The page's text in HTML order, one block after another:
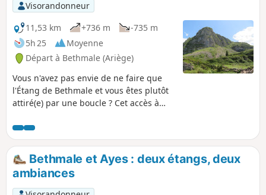
Visorandonneur
11,53 km
+736 m
-735 m
5h 25
Moyenne
Départ à Bethmale (Ariège)
Vous n'avez pas envie de ne faire que
l'Étang de Bethmale et vous êtes plutôt
attiré(e) par une boucle ? Cet accès à
fait pour vous.
Bethmale et Ayes : deux étangs, deux
ambiances